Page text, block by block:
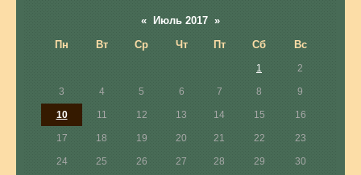
« Июль 2017 »
Пн
Вт Ср Чт Пт Сб Вс
1 2
3 4 5 6 7 8 9
10 11 12 13 14 15 16
17 18 19 20 21 22 23
24 25 26 27 28 29 30